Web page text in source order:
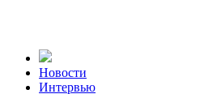
Новости
Интервью